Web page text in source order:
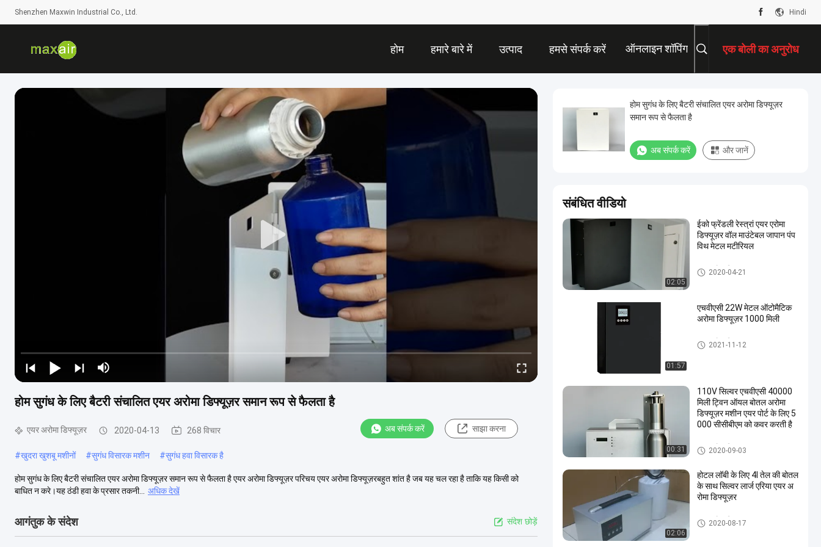
Shenzhen Maxwin Industrial Co., Ltd. Hindi
होम हमारे बारे में उत्पाद हमसे संपर्क करें ऑनलाइन शॉपिंग एक बोली का अनुरोध
होम सुगंध के लिए बैटरी संचालित एयर अरोमा डिफ्यूज़र समान रूप से फैलता है
एयर अरोमा डिफ्यूज़र 2020-04-13 268 विचार अब संपर्क करें साझा करना
#खुदरा खुशबू मशीनों #सुगंध विसारक मशीन #सुगंध हवा विसारक है
होम सुगंध के लिए बैटरी संचालित एयर अरोमा डिफ्यूज़र समान रूप से फैलता है एयर अरोमा डिफ्यूज़र परिचय एयर अरोमा डिफ्यूज़रबहुत शांत है जब यह चल रहा है ताकि यह किसी को
बाधित न करे।यह ठंडी हवा के प्रसार तकनी...
अधिक देखें
आगंतुक के संदेश संदेश छोड़ें
होम सुगंध के लिए बैटरी संचालित एयर अरोमा डिफ्यूज़र
समान रूप से फैलता है
अब संपर्क करें और जानें
संबंधित वीडियो
02:05
ईको फ्रेंडली रेस्त्रां एयर एरोमा
डिफ्यूज़र वॉल माउंटेबल जापान पंप
विथ मेटल मटीरियल
एयर अरोमा डिफ्यूज़र
2020-04-21
01:57
एचवीएसी 22W मेटल ऑटोमैटिक
अरोमा डिफ्यूज़र 1000 मिली
एयर अरोमा डिफ्यूज़र
2021-11-12
00:31
110V सिल्वर एचवीएसी 40000
मिली ट्विन ऑयल बोतल अरोमा
डिफ्यूज़र मशीन एयर पोर्ट के लिए 5
000 सीसीबीएम को कवर करती है
एयर अरोमा डिफ्यूज़र
2020-09-03
02:06
होटल लॉबी के लिए 4l तेल की बोतल
के साथ सिल्वर लार्ज एरिया एयर अ
रोमा डिफ्यूज़र
एयर अरोमा डिफ्यूज़र
2020-08-17